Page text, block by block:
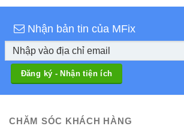
Nhận bản tin của MFix
CHĂM SÓC KHÁCH HÀNG